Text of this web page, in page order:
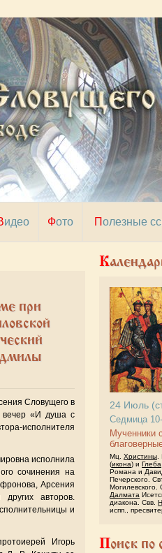
Видео Фото Полезные
Словущего в
вечер «И душа с
исполнителя
исполнила
сочинения на
Арсения
авторов.
и
Игорь
24 Июль
Седмица
Мученники
Мц. Христины
(икона) и Глеба
Романа и
Печерского.
Далмата
диакона. Свв.
испп.,
Поиск